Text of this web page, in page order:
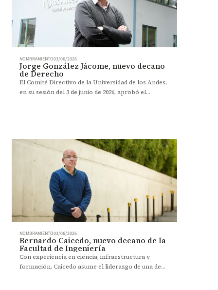
NOMBRAMIENTO03/06/2026
Jorge González Jácome, nuevo decano
de Derecho
El Comité Directivo de la Universidad de los Andes,
en su sesión del 3 de junio de 2026, aprobó el
NOMBRAMIENTO03/06/2026
Bernardo Caicedo, nuevo decano de la
Facultad de Ingeniería
Con experiencia en ciencia, infraestructura y
formación, Caicedo asume el liderazgo de una de